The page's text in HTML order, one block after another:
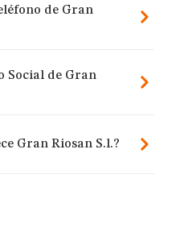
de Gran
Social de Gran
Gran Riosan S.l.?